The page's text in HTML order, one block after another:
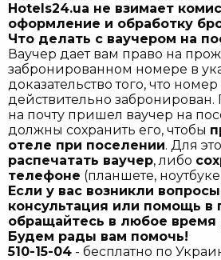
Hotels24.ua не взимает
оформление и обработку
Что делать с ваучером на
Ваучер дает вам право на
забронированном номере в
доказательство того, что
действительно забронирован.
на почту пришел ваучер на
должны сохранить его, чтобы
отеле при поселении. Для
распечатать ваучер, либо
телефоне (планшете,
Если у вас возникли
консультация или помощь в
обращайтесь в любое время
Будем рады вам помочь!
510-15-04 - бесплатно по